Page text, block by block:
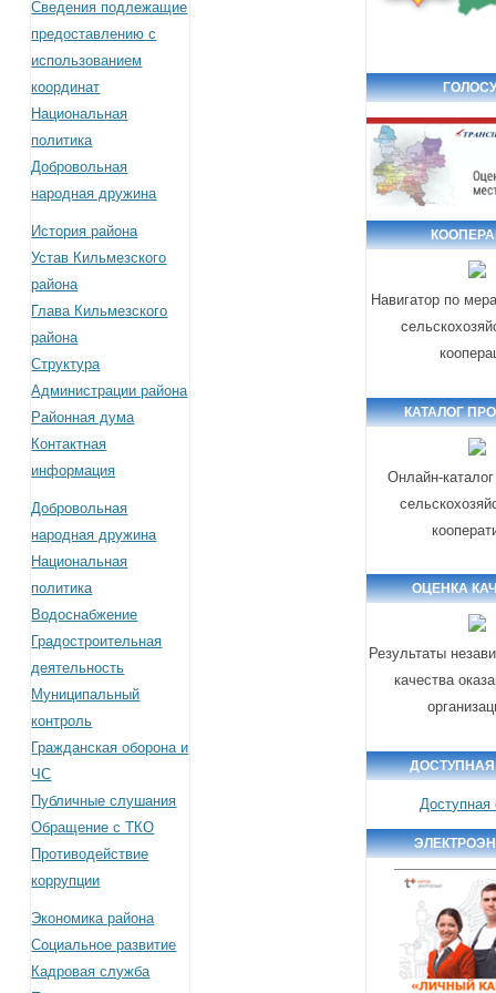
Сведения подлежащие
предоставлению с
использованием
координат
Национальная
политика
Добровольная
народная дружина
История района
Устав Кильмезского
района
Глава Кильмезского
района
Структура
Администрации района
Районная дума
Контактная
информация
Добровольная
народная дружина
Национальная
политика
Водоснабжение
Градостроительная
деятельность
Муниципальный
контроль
Гражданская оборона и
ЧС
Публичные слушания
Обращение с ТКО
Противодействие
коррупции
Экономика района
Социальное развитие
Кадровая служба
Навигатор по
КАТАЛОГ
Онлайн-
ОЦЕНКА
Результаты
качества
Доступная